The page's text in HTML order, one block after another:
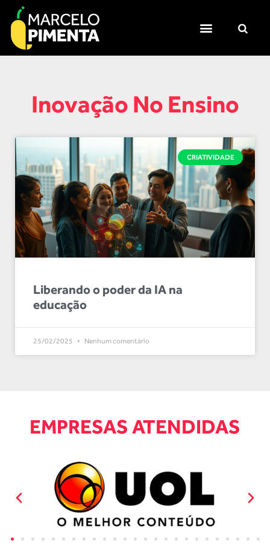
Inovação No Ensino
CRIATIVIDADE
Liberando o poder da IA na
educação
25/02/2025 Nenhum comentário
EMPRESAS ATENDIDAS